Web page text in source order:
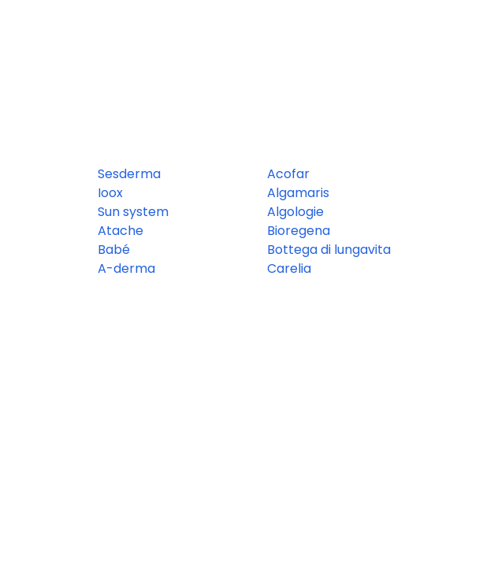
Sesderma
Ioox
Sun system
Atache
Babé
A-derma
Acofar
Algamaris
Algologie
Bioregena
Bottega di lungavita
Carelia